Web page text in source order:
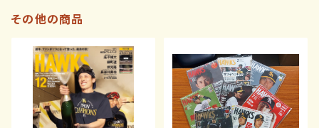
その他の商品